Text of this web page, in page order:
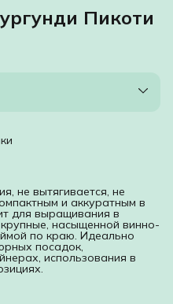
Пикоти
не вытягивается, не
и аккуратным в
для выращивания в
насыщенной винно-
по краю. Идеально
посадок,
использования в